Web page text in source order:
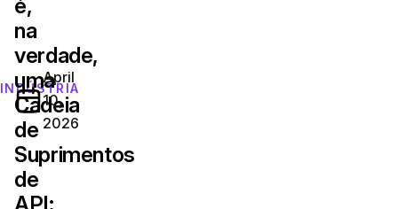
INDÚSTRIA
é,
na
verdade,
uma
Cadeia
de
Suprimentos
de
April
10,
2026